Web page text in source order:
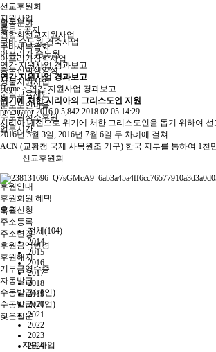
활동분야
연합회선교지원사업
쿠바재복음화
아프리카장학사업
중국신학생양성
성물지원사업
순심교육재단
분도노인마을
수도원성소후원
업무시간
선교후원회
후원안내
후원회원 혜택
후원신청
주소등록
주소변경
후원금액변경
후원해지
기부금영수증
자동발급
수동발급(개인)
수동발급(기업)
잦은질문
지원사업
선교후원회
지원사업
홍보 · 공지
쿠바 수도원 건축사업
아프리카 수도원
연간 지원사업 경과보고
연간 지원사업 경과보고
Home > 연간 지원사업 경과보고
위기에 처한 시리아의 그리스도인 지원
procurator 20160 5,842 2018.02.05 14:29
시리아 내전으로 위기에 처한 그리스도인을 돕기 위하여 선
2016년 5월 3일, 2016년 7월 6일 두 차례에 걸쳐
ACN (교황청 국제 사목원조 기구) 한국 지부를 통하여 1천
목록
전체(104)
2014
2015
2016
2017
2018
2019
2020
2021
2022
2023
2024